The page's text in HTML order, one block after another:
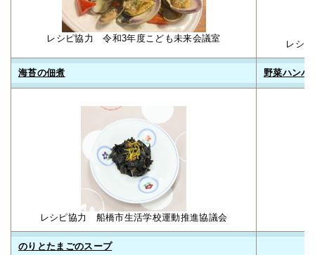
レシピ協力 令和3年度こども未来会議室
レシ
海苔の佃煮 野菜ハンバ
レシピ協力 船橋市生活学校運動推進協議会
のりとたまごのスープ